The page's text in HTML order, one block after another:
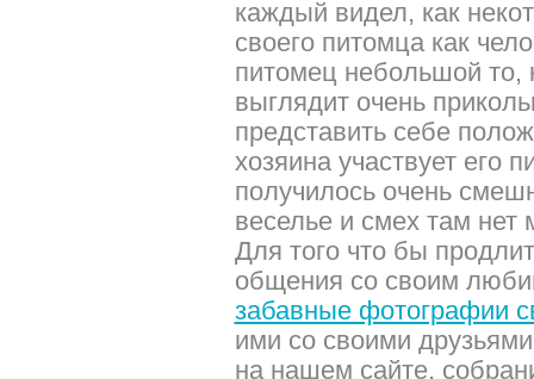
каждый видел, как
своего питомца как
питомец небольшой то,
выглядит очень
представить себе
хозяина участвует его
получилось очень
веселье и смех там нет
Для того что бы
общения со своим
забавные фотографии
ими со своими
на нашем сайте,